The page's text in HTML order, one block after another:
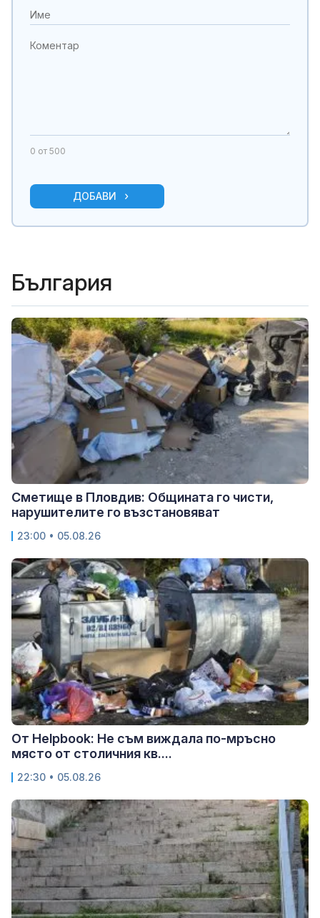
0 от 500
ДОБАВИ
България
Сметище в Пловдив: Общината го чисти,
нарушителите го възстановяват
23:00 • 05.08.26
От Helpbook: Не съм виждала по-мръсно
място от столичния кв....
22:30 • 05.08.26